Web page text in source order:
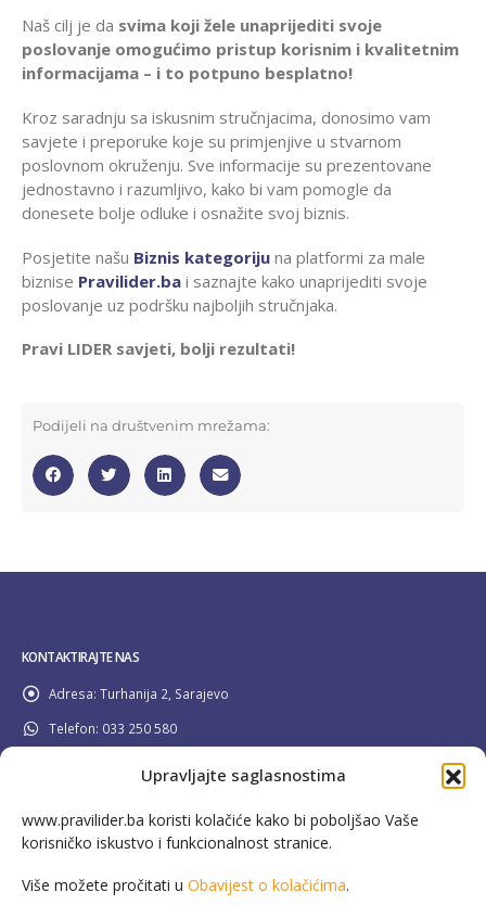
Upravljajte saglasnostima
www.pravilider.ba koristi kolačiće kako bi poboljšao Vaše
korisničko iskustvo i funkcionalnost stranice.
Više možete pročitati u Obavijest o kolačićima.
Naš cilj je da svima koji žele unaprijediti svoje
poslovanje omogućimo pristup korisnim i kvalitetnim
informacijama – i to potpuno besplatno!
Kroz saradnju sa iskusnim stručnjacima, donosimo vam
savjete i preporuke koje su primjenjive u stvarnom
poslovnom okruženju. Sve informacije su prezentovane
jednostavno i razumljivo, kako bi vam pomogle da
donesete bolje odluke i osnažite svoj biznis.
Posjetite našu Biznis kategoriju na platformi za male
biznise Pravilider.ba i saznajte kako unaprijediti svoje
poslovanje uz podršku najboljih stručnjaka.
Pravi LIDER savjeti, bolji rezultati!
Podijeli na društvenim mrežama:
KONTAKTIRAJTE NAS
Adresa: Turhanija 2, Sarajevo
Telefon: 033 250 580